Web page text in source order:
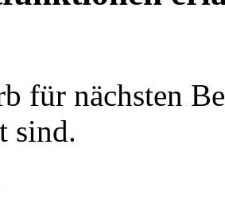
für nächsten
sind.